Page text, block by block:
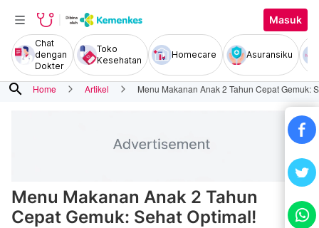
Masuk
Chat
dengan
Dokter
Toko
Kesehatan
Homecare Asuransiku
search Home Artikel Menu Makanan Anak 2 Tahun Cepat Gemuk:
Menu Makanan Anak 2 Tahun
Cepat Gemuk: Sehat Optimal!